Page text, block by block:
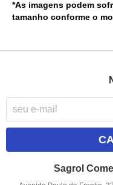
*As imagens podem
tamanho conforme o
Sagrol